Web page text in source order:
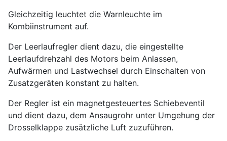
Gleichzeitig leuchtet die Warnleuchte im
Kombiinstrument auf.
Der Leerlaufregler dient dazu, die eingestellte
Leerlaufdrehzahl des Motors beim Anlassen,
Aufwärmen und Lastwechsel durch Einschalten von
Zusatzgeräten konstant zu halten.
Der Regler ist ein magnetgesteuertes Schiebeventil
und dient dazu, dem Ansaugrohr unter Umgehung der
Drosselklappe zusätzliche Luft zuzuführen.